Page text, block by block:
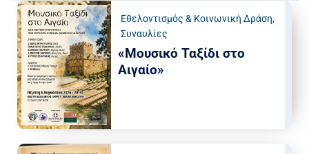
Εθελοντισμός & Κοινωνική Δράση,
Συναυλίες
«Μουσικό Ταξίδι στο
Αιγαίο»